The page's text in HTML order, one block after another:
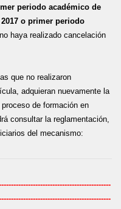
periodo académico de
o primer periodo
haya realizado cancelación
que no realizaron
adquieran nuevamente la
de formación en
consultar la reglamentación,
del mecanismo: